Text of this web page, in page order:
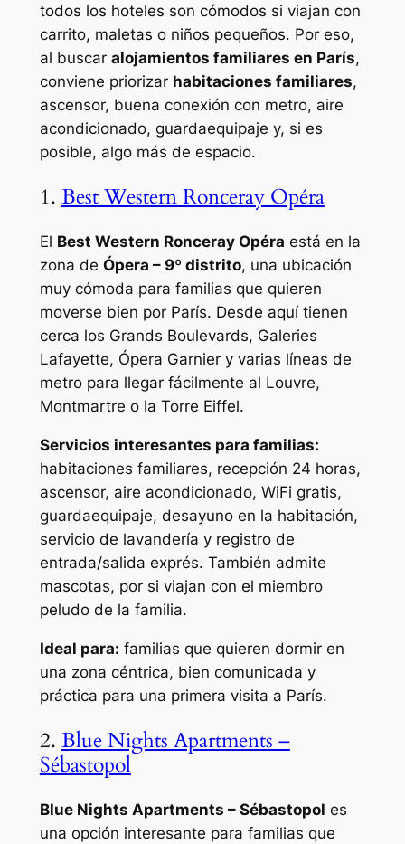
todos los hoteles son cómodos si viajan con
carrito, maletas o niños pequeños. Por eso,
al buscar alojamientos familiares en París,
conviene priorizar habitaciones familiares,
ascensor, buena conexión con metro, aire
acondicionado, guardaequipaje y, si es
posible, algo más de espacio.
1. Best Western Ronceray Opéra
El Best Western Ronceray Opéra está en la
zona de Ópera – 9º distrito, una ubicación
muy cómoda para familias que quieren
moverse bien por París. Desde aquí tienen
cerca los Grands Boulevards, Galeries
Lafayette, Ópera Garnier y varias líneas de
metro para llegar fácilmente al Louvre,
Montmartre o la Torre Eiffel.
Servicios interesantes para familias:
habitaciones familiares, recepción 24 horas,
ascensor, aire acondicionado, WiFi gratis,
guardaequipaje, desayuno en la habitación,
servicio de lavandería y registro de
entrada/salida exprés. También admite
mascotas, por si viajan con el miembro
peludo de la familia.
Ideal para: familias que quieren dormir en
una zona céntrica, bien comunicada y
práctica para una primera visita a París.
2. Blue Nights Apartments –
Sébastopol
Blue Nights Apartments – Sébastopol es
una opción interesante para familias que